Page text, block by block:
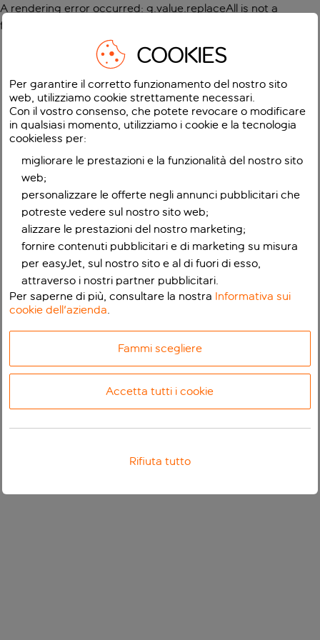
A rendering error occurred: g.value.replaceAll is not a
function
COOKIES
Per garantire il corretto funzionamento del nostro sito
web, utilizziamo cookie strettamente necessari.
Con il vostro consenso, che potete revocare o modificare
in qualsiasi momento, utilizziamo i cookie e la tecnologia
cookieless per:
migliorare le prestazioni e la funzionalità del nostro sito
web;
personalizzare le offerte negli annunci pubblicitari che
potreste vedere sul nostro sito web;
alizzare le prestazioni del nostro marketing;
fornire contenuti pubblicitari e di marketing su misura
per easyJet, sul nostro sito e al di fuori di esso,
attraverso i nostri partner pubblicitari.
Per saperne di più, consultare la nostra Informativa sui
cookie dell'azienda.
Fammi scegliere
Accetta tutti i cookie
Rifiuta tutto